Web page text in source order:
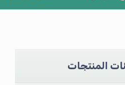
المنتجات